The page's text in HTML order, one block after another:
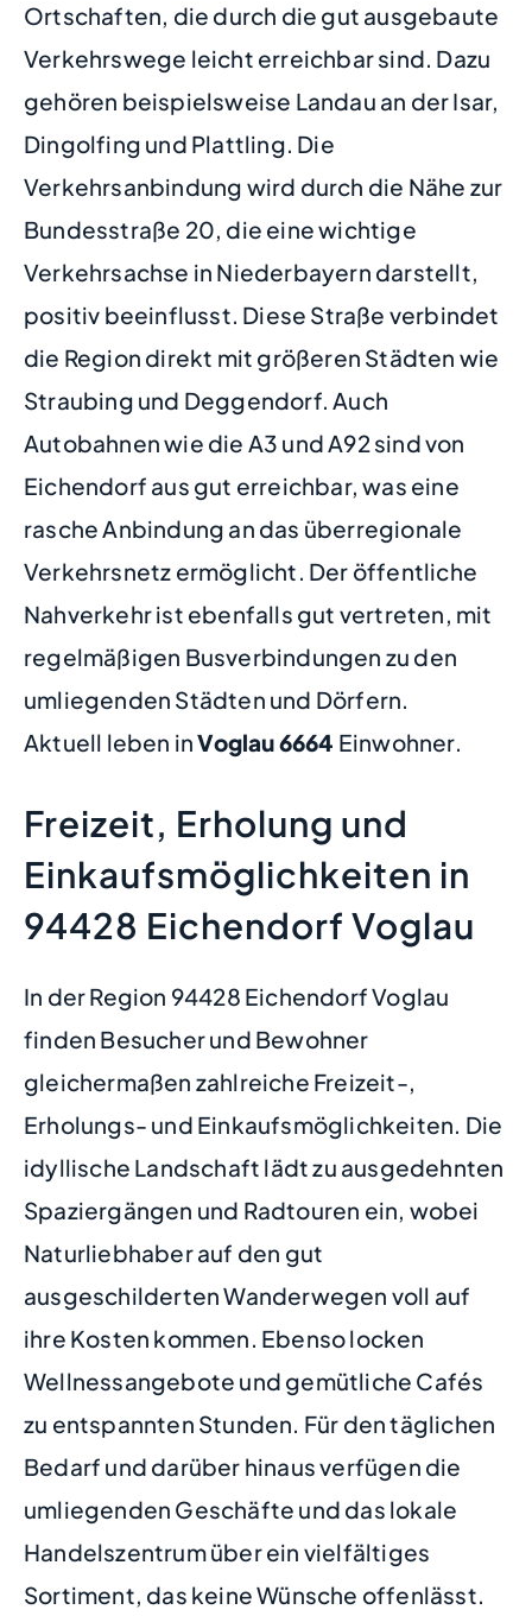
Ortschaften, die durch die gut ausgebaute
Verkehrswege leicht erreichbar sind. Dazu
gehören beispielsweise Landau an der Isar,
Dingolfing und Plattling. Die
Verkehrsanbindung wird durch die Nähe zur
Bundesstraße 20, die eine wichtige
Verkehrsachse in Niederbayern darstellt,
positiv beeinflusst. Diese Straße verbindet
die Region direkt mit größeren Städten wie
Straubing und Deggendorf. Auch
Autobahnen wie die A3 und A92 sind von
Eichendorf aus gut erreichbar, was eine
rasche Anbindung an das überregionale
Verkehrsnetz ermöglicht. Der öffentliche
Nahverkehr ist ebenfalls gut vertreten, mit
regelmäßigen Busverbindungen zu den
umliegenden Städten und Dörfern.
Aktuell leben inVoglau6664 Einwohner.
Freizeit, Erholung und
Einkaufsmöglichkeiten in
94428 Eichendorf Voglau
In der Region 94428 Eichendorf Voglau
finden Besucher und Bewohner
gleichermaßen zahlreiche Freizeit-,
Erholungs- und Einkaufsmöglichkeiten. Die
idyllische Landschaft lädt zu ausgedehnten
Spaziergängen und Radtouren ein, wobei
Naturliebhaber auf den gut
ausgeschilderten Wanderwegen voll auf
ihre Kosten kommen. Ebenso locken
Wellnessangebote und gemütliche Cafés
zu entspannten Stunden. Für den täglichen
Bedarf und darüber hinaus verfügen die
umliegenden Geschäfte und das lokale
Handelszentrum über ein vielfältiges
Sortiment, das keine Wünsche offenlässt.